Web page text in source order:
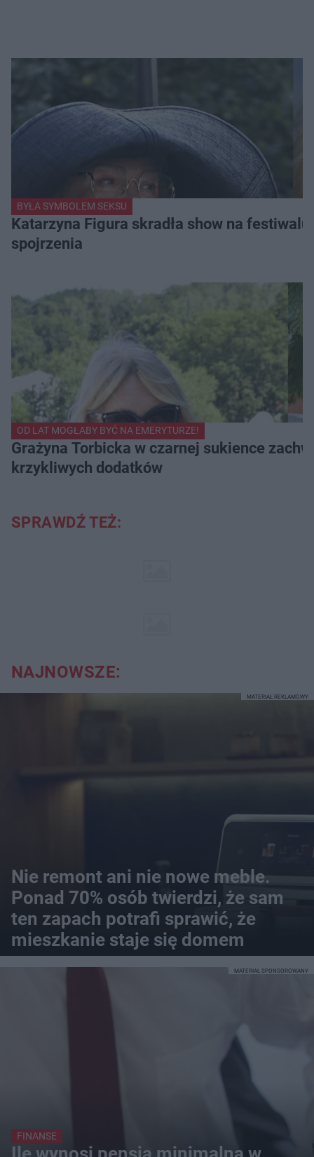
BYŁA SYMBOLEM SEKSU
Katarzyna Figura skradła show na
spojrzenia
OD LAT MOGŁABY BYĆ NA EMERYTURZE!
Grażyna Torbicka w czarnej sukience
krzykliwych dodatków
SPRAWDŹ TEŻ:
NAJNOWSZE:
Nie remont ani nie nowe meble.
Ponad 70% osób twierdzi, że sam
ten zapach potrafi sprawić, że
mieszkanie staje się domem
MATERIAŁ REKLAMOWY
FINANSE
MATERIAŁ SPONSOROWANY